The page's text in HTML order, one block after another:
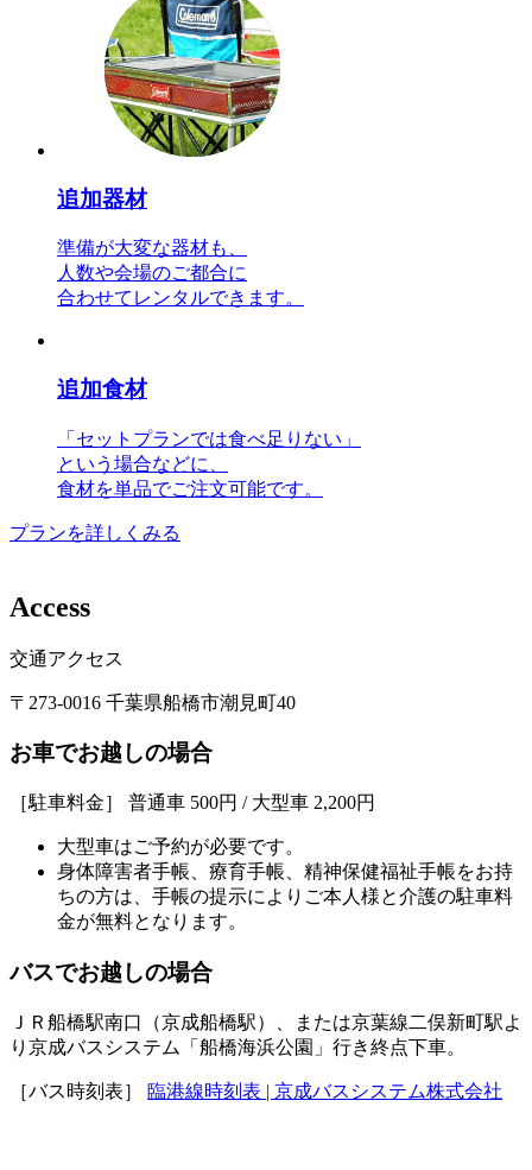
追加器材
準備が大変な器材も、
人数や会場のご都合に
合わせてレンタルできます。
追加食材
「セットプランでは食べ足りない」
という場合などに、
食材を単品でご注文可能です。
プランを詳しくみる
Access
交通アクセス
〒273-0016 千葉県船橋市潮見町40
お車でお越しの場合
［駐車料金］ 普通車 500円 / 大型車 2,200円
大型車はご予約が必要です。
身体障害者手帳、療育手帳、精神保健福祉手帳をお持
ちの方は、手帳の提示によりご本人様と介護の駐車料
金が無料となります。
バスでお越しの場合
ＪＲ船橋駅南口（京成船橋駅）、または京葉線二俣新町駅よ
り京成バスシステム「船橋海浜公園」行き終点下車。
［バス時刻表］ 臨港線時刻表 | 京成バスシステム株式会社